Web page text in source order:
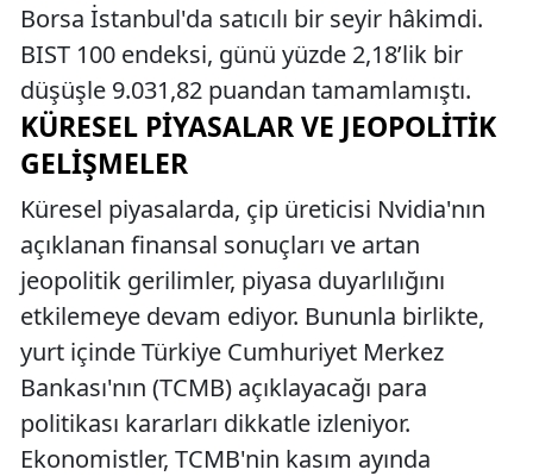
Borsa İstanbul'da satıcılı bir seyir hâkimdi.
BIST 100 endeksi, günü yüzde 2,18’lik bir
düşüşle 9.031,82 puandan tamamlamıştı.
KÜRESEL PIYASALAR VE JEOPOLITIK
GELIŞMELER
Küresel piyasalarda, çip üreticisi Nvidia'nın
açıklanan finansal sonuçları ve artan
jeopolitik gerilimler, piyasa duyarlılığını
etkilemeye devam ediyor. Bununla birlikte,
yurt içinde Türkiye Cumhuriyet Merkez
Bankası'nın (TCMB) açıklayacağı para
politikası kararları dikkatle izleniyor.
Ekonomistler, TCMB'nin kasım ayında